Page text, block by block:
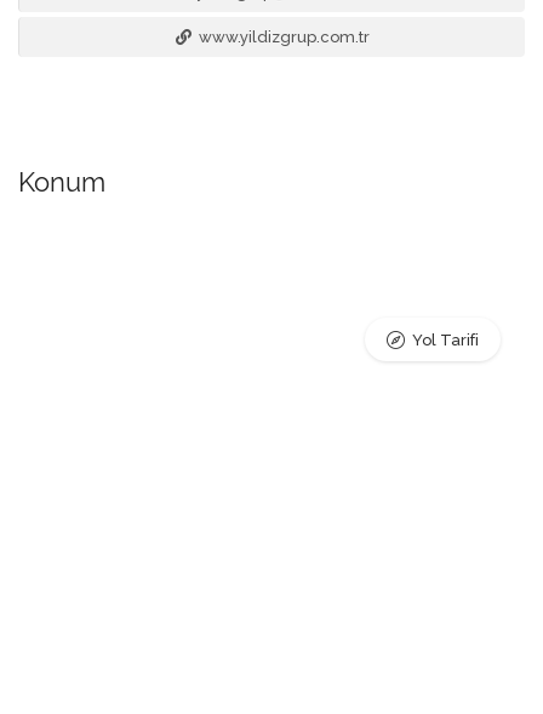
www.yildizgrup.com.tr
Konum
Yol Tarifi